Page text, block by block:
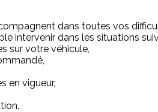
dans toutes vos
intervenir dans les situations
sur votre véhicule,
en vigueur,